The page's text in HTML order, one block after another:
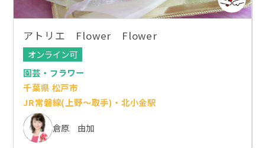
アトリエ Flower Flower
オンライン可
園芸・フラワー
千葉県 松戸市
JR常磐線(上野～取手)・北小金駅
倉原 由加